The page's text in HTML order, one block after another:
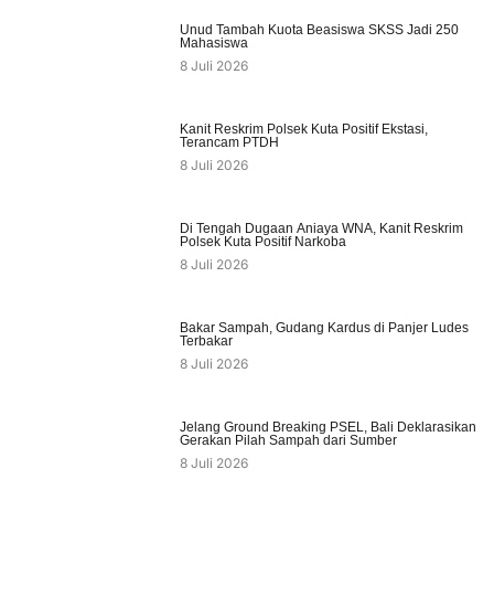
Unud Tambah Kuota Beasiswa SKSS Jadi 250
Mahasiswa
8 Juli 2026
Kanit Reskrim Polsek Kuta Positif Ekstasi,
Terancam PTDH
8 Juli 2026
Di Tengah Dugaan Aniaya WNA, Kanit Reskrim
Polsek Kuta Positif Narkoba
8 Juli 2026
Bakar Sampah, Gudang Kardus di Panjer Ludes
Terbakar
8 Juli 2026
Jelang Ground Breaking PSEL, Bali Deklarasikan
Gerakan Pilah Sampah dari Sumber
8 Juli 2026